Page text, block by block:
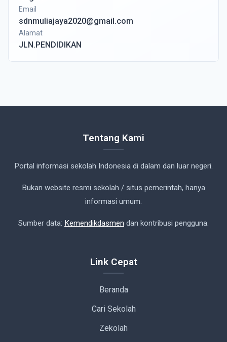
Email
sdnmuliajaya2020@gmail.com
Alamat
JLN.PENDIDIKAN
Tentang Kami
Portal informasi sekolah Indonesia di dalam dan luar negeri.
Bukan website resmi sekolah / situs pemerintah, hanya
informasi umum.
Sumber data: Kemendikdasmen dan kontribusi pengguna.
Link Cepat
Beranda
Cari Sekolah
Zekolah